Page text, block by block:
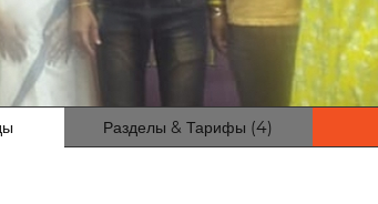
Разделы & Тарифы (4)